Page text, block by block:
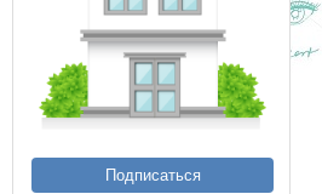
Подписаться